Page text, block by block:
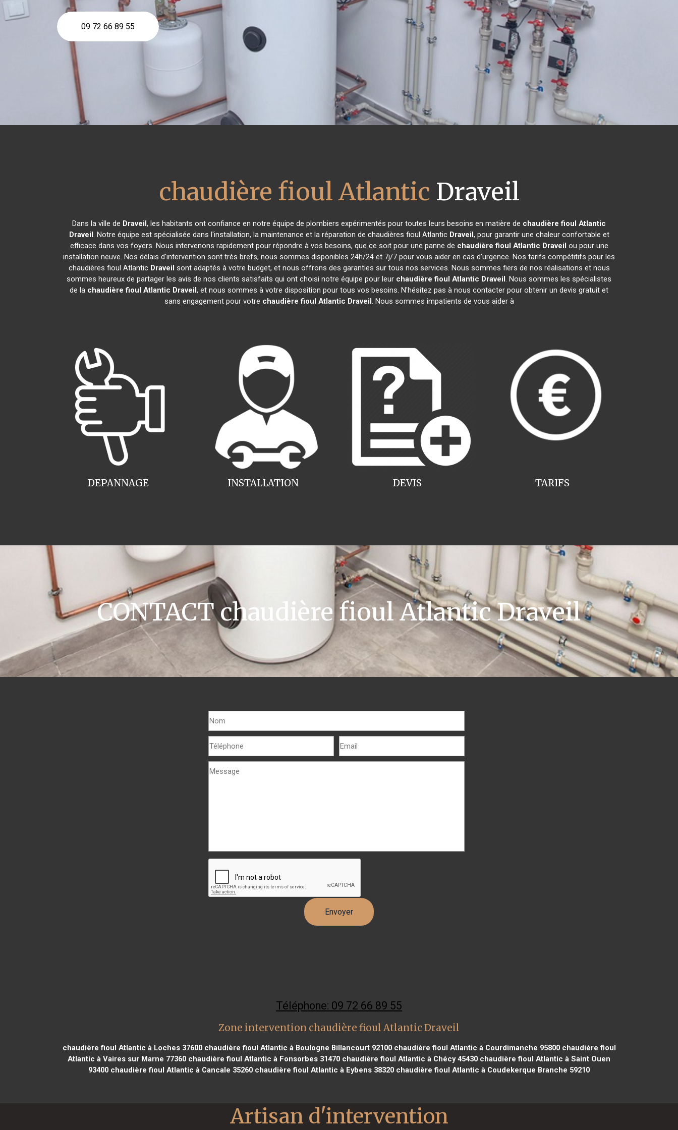
09 72 66 89 55
chaudière fioul Atlantic Draveil
Dans la ville de Draveil, les habitants ont confiance en notre équipe de plombiers expérimentés pour toutes leurs besoins en matière de chaudière fioul Atlantic
Draveil. Notre équipe est spécialisée dans l'installation, la maintenance et la réparation de chaudières fioul Atlantic Draveil, pour garantir une chaleur confortable et
efficace dans vos foyers. Nous intervenons rapidement pour répondre à vos besoins, que ce soit pour une panne de chaudière fioul Atlantic Draveil ou pour une
installation neuve. Nos délais d'intervention sont très brefs, nous sommes disponibles 24h/24 et 7j/7 pour vous aider en cas d'urgence. Nos tarifs compétitifs pour les
chaudières fioul Atlantic Draveil sont adaptés à votre budget, et nous offrons des garanties sur tous nos services. Nous sommes fiers de nos réalisations et nous
sommes heureux de partager les avis de nos clients satisfaits qui ont choisi notre équipe pour leur chaudière fioul Atlantic Draveil. Nous sommes les spécialistes
de la chaudière fioul Atlantic Draveil, et nous sommes à votre disposition pour tous vos besoins. N'hésitez pas à nous contacter pour obtenir un devis gratuit et
sans engagement pour votre chaudière fioul Atlantic Draveil. Nous sommes impatients de vous aider à
INSTALLATION
DEPANNAGE TARIFS
DEVIS
CONTACT chaudière fioul Atlantic Draveil
Téléphone: 09 72 66 89 55
Zone intervention chaudière fioul Atlantic Draveil
chaudière fioul Atlantic à Loches 37600chaudière fioul Atlantic à Boulogne Billancourt 92100chaudière fioul Atlantic à Courdimanche 95800chaudière fioul
Atlantic à Vaires sur Marne 77360 chaudière fioul Atlantic à Fonsorbes 31470 chaudière fioul Atlantic à Chécy 45430 chaudière fioul Atlantic à Saint Ouen
93400 chaudière fioul Atlantic à Cancale 35260 chaudière fioul Atlantic à Eybens 38320 chaudière fioul Atlantic à Coudekerque Branche 59210
Artisan d'intervention